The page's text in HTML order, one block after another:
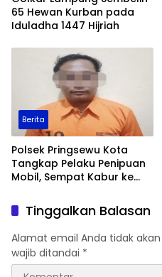
65 Hewan Kurban pada
Iduladha 1447 Hijriah
Berita
Polsek Pringsewu Kota
Tangkap Pelaku Penipuan
Mobil, Sempat Kabur ke
Tinggalkan Balasan
Alamat email Anda tidak akan
wajib ditandai *